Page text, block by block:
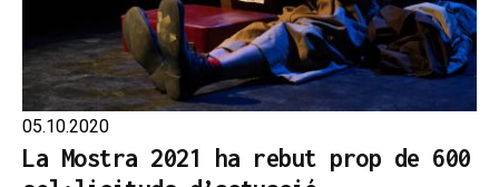
05.10.2020
La Mostra 2021 ha rebut prop de 600